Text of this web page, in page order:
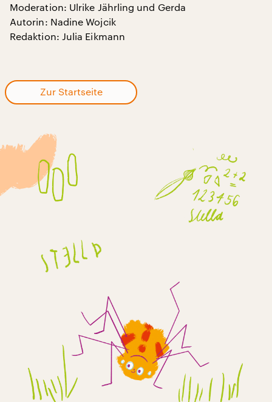
Moderation: Ulrike Jährling und Gerda
Autorin: Nadine Wojcik
Redaktion: Julia Eikmann
Zur Startseite